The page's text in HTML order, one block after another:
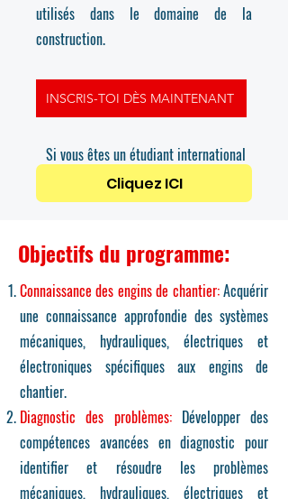
utilisés dans le domaine de la
construction.
INSCRIS-TOI DÈS MAINTENANT
Si vous êtes un étudiant international
Cliquez ICI
Objectifs du programme:
Connaissance des engins de chantier:Acquérir
une connaissance approfondie des systèmes
mécaniques, hydrauliques, électriques et
électroniques spécifiques aux engins de
chantier.
Diagnostic des problèmes:Développer des
compétences avancées en diagnostic pour
identifier et résoudre les problèmes
mécaniques, hydrauliques, électriques et